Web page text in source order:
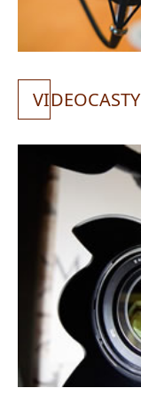
VIDEOCASTY